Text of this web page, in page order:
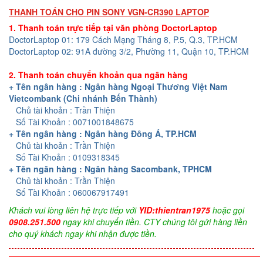
THANH TOÁN CHO PIN SONY VGN-CR390 LAPTOP
1. Thanh toán trực tiếp tại văn phòng DoctorLaptop
DoctorLaptop 01: 179 Cách Mạng Tháng 8, P.5, Q.3, TP.HCM
DoctorLaptop 02: 91A đường 3/2, Phường 11, Quận 10, TP.HCM
2. Thanh toán chuyển khoản qua ngân hàng
+ Tên ngân hàng : Ngân hàng Ngoại Thương Việt Nam
Vietcombank (Chi nhánh Bến Thành)
Chủ tài khoản : Trần Thiện
Số Tài Khoản : 0071001848675
+ Tên ngân hàng : Ngân hàng Đông Á, TP.HCM
Chủ tài khoản : Trần Thiện
Số Tài Khoản : 0109318345
+ Tên ngân hàng : Ngân hàng Sacombank, TPHCM
Chủ tài khoản : Trần Thiện
Số Tài Khoản : 060067917491
Khách vui lòng liên hệ trực tiếp với YID:thientran1975hoặc gọi
0908.251.500 ngay khi chuyển tiền. CTY chúng tôi gửi hàng liền
cho quý khách ngay khi nhận được tiền.